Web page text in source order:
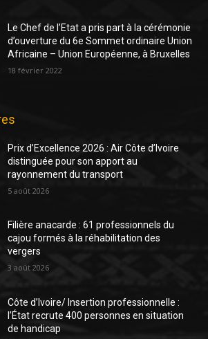
Le Chef de l’Etat a pris part à la cérémonie
d’ouverture du 6e Sommet ordinaire Union
Africaine – Union Européenne, à Bruxelles
18 février 2022
Prix d’Excellence 2026 : Air Côte d’Ivoire
distinguée pour son apport au
rayonnement du transport
5 août 2026
Filière anacarde : 61 professionnels du
cajou formés à la réhabilitation des
vergers
3 août 2026
Côte d’Ivoire/ Insertion professionnelle :
l’État recrute 400 personnes en situation
de handicap